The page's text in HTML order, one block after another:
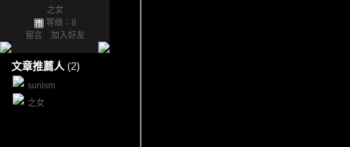
之女
等級：8
留言
加入好友
文章推薦人 (2)
sunism
之女